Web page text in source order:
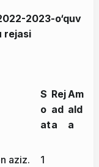
2023-o‘quv
rejasi
S
o
at
Rej
ad
a
Am
ald
a
aziz. 1